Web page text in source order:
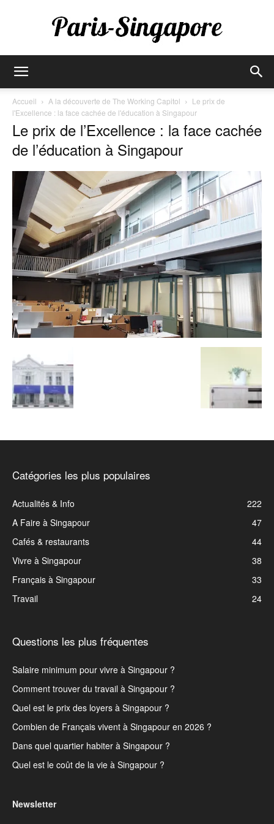
Singapore
Accueil A la découverte de The Working Capitol
Le prix de
l'Excellence : la face cachée de l'éducation à Singapour
Le prix de l’Excellence : la face cachée
de l’éducation à Singapour
Catégories les plus populaires
Actualités & Info
222
A Faire à Singapour
47
Cafés & restaurants
44
Vivre à Singapour
38
Français à Singapour
33
Travail
24
Questions les plus fréquentes
Salaire minimum pour vivre à Singapour ?
Comment trouver du travail à Singapour ?
Quel est le prix des loyers à Singapour ?
Combien de Français vivent à Singapour en 2026 ?
Dans quel quartier habiter à Singapour ?
Quel est le coût de la vie à Singapour ?
Newsletter